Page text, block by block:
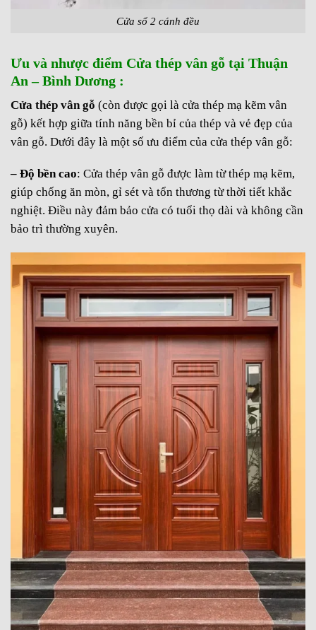
Cửa sổ 2 cánh đều
Ưu và nhược điểm Cửa thép vân gỗ tại Thuận
An – Bình Dương :
Cửa thép vân gỗ (còn được gọi là cửa thép mạ kẽm vân
gỗ) kết hợp giữa tính năng bền bỉ của thép và vẻ đẹp của
vân gỗ. Dưới đây là một số ưu điểm của cửa thép vân gỗ:
– Độ bền cao: Cửa thép vân gỗ được làm từ thép mạ kẽm,
giúp chống ăn mòn, gỉ sét và tổn thương từ thời tiết khắc
nghiệt. Điều này đảm bảo cửa có tuổi thọ dài và không cần
bảo trì thường xuyên.